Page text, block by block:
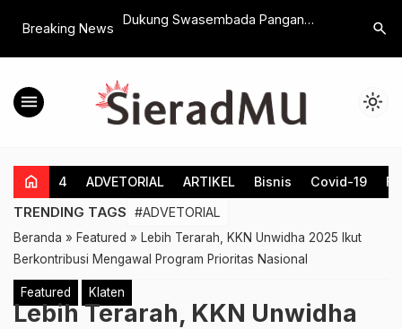
Breaking News
Hariyanto
Ratusan Kaum
Dukung Swasembada Pangan
Workshop Pengembangan Padi
Rojolele JATAM
TP PKK
search
menu light_mode
home 4 ADVETORIAL ARTIKEL Bisnis Covid-19
TRENDING TAGS #ADVETORIAL
Beranda » Featured » Lebih Terarah, KKN Unwidha 2025 Ikut
Berkontribusi Mengawal Program Prioritas Nasional
Featured Klaten
Lebih Terarah, KKN Unwidha